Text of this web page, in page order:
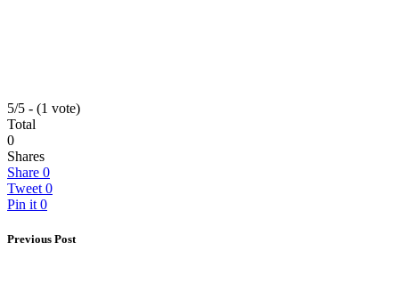
5/5 - (1 vote)
Total
0
Shares
Share 0
Tweet 0
Pin it 0
Previous Post